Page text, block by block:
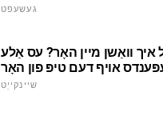
געשעפט
איך וואַשן מיין האָר? עס אַלע
אויף דעם טיפּ פון האָר
שיינקייַט